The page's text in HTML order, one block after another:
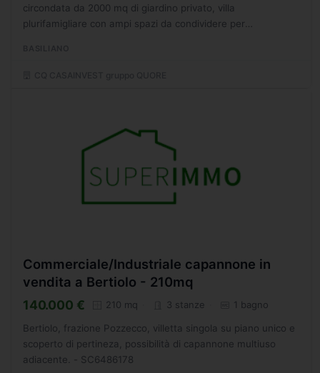
circondata da 2000 mq di giardino privato, villa
plurifamigliare con ampi spazi da condividere per
Commerciale/Industriale capannone in
vendita a Bertiolo - 210mq
140.000 € 210 mq 3 stanze 1 bagno
Bertiolo, frazione Pozzecco, villetta singola su piano unico e
scoperto di pertineza, possibilità di capannone multiuso
adiacente. - SC6486178